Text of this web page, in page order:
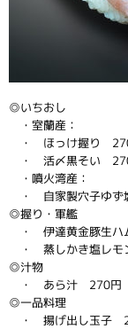
◎いちおし
・室蘭産：
・ ほっけ握り
・ 活〆黒そい
・噴火湾産：
・ 自家製穴子ゆ
◎握り・軍艦
・ 伊達黄金豚生
・ 蒸しかき塩レ
◎汁物
・ あら汁 270円
◎一品料理
・ 揚げ出し玉子